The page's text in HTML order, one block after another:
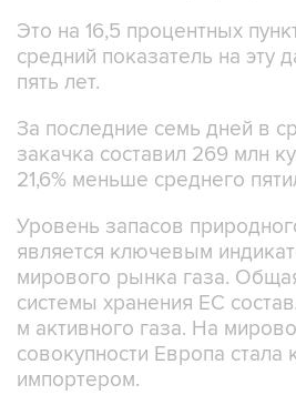
Это на 16,5 процентных
средний показатель на эту
пять лет.
За последние семь дней в
закачка составил 269 млн
21,6% меньше среднего
Уровень запасов
является ключевым
мирового рынка газа.
системы хранения ЕС
м активного газа. На
совокупности Европа стала
импортером.